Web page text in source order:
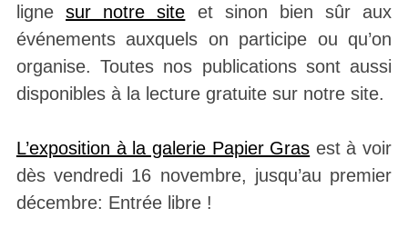
lignesur notre site et sinon bien sûr aux
événements auxquels on participe ou qu’on
organise. Toutes nos publications sont aussi
disponibles à la lecture gratuite sur notre site.
L’exposition à la galerie Papier Gras est à voir
dès vendredi 16 novembre, jusqu’au premier
décembre: Entrée libre !